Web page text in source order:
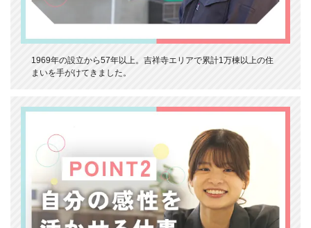
1969年の設立から57年以上。吉祥寺エリアで累計1万棟以上の住
まいを手がけてきました。